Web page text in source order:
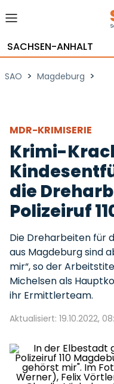
SACHSEN-ANHALT
SAO > Magdeburg >
MDR-KRIMISERIE
Krimi-
die
Polizeiruf
Die Dreharbeiten für
aus Magdeburg sind
mir“, so der
Michelsen als
ihr Ermittlerteam.
Aktualisiert: 19.10.2022,